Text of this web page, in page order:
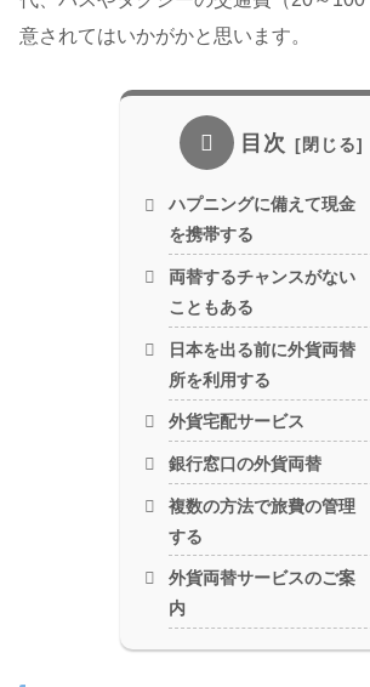
意されてはいかがかと思います。
目次
ハプニングに備えて現金
を携帯する
両替するチャンスがない
こともある
日本を出る前に外貨両替
所を利用する
外貨宅配サービス
銀行窓口の外貨両替
複数の方法で旅費の管理
する
外貨両替サービスのご案
内